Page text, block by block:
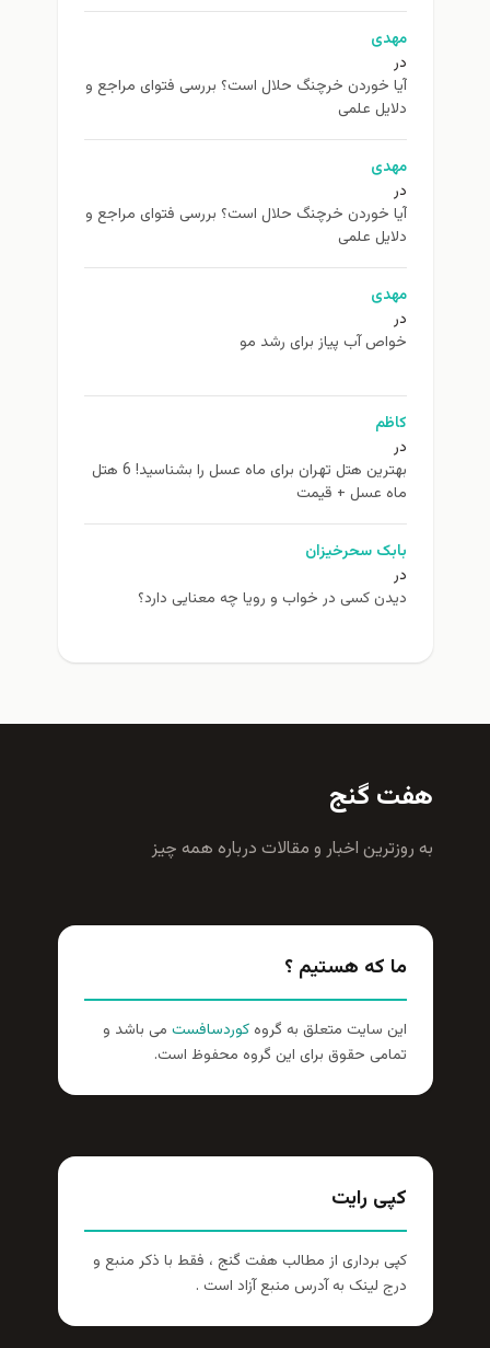
مهدی
در
آیا خوردن خرچنگ حلال است؟ بررسی فتوای مراجع و
دلایل علمی
مهدی
در
آیا خوردن خرچنگ حلال است؟ بررسی فتوای مراجع و
دلایل علمی
مهدی
در
خواص آب پیاز برای رشد مو
کاظم
در
بهترین هتل تهران برای ماه عسل را بشناسید! 6 هتل
ماه عسل + قیمت
بابک سحرخیزان
در
دیدن کسی در خواب و رویا چه معنایی دارد؟
هفت گنج
به روزترين اخبار و مقالات درباره همه چيز
ما که هستیم ؟
این سایت متعلق به گروهکوردسافست می باشد و
تمامی حقوق برای این گروه محفوظ است.
کپی رایت
کپی برداری از مطالب هفت گنج ، فقط با ذکر منبع و
درج لینک به آدرس منبع آزاد است .